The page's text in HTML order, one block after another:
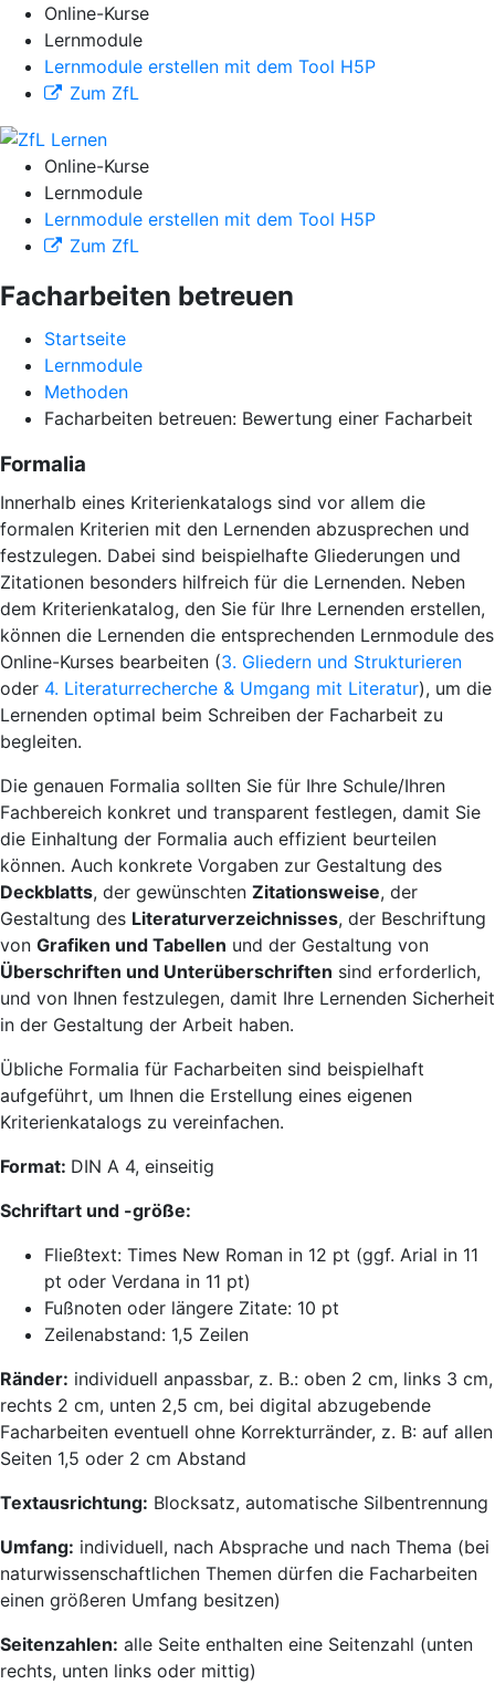
Online-Kurse
Lernmodule
Lernmodule erstellen mit dem Tool H5P
Zum ZfL
Online-Kurse
Lernmodule
Lernmodule erstellen mit dem Tool H5P
Zum ZfL
Facharbeiten betreuen
Startseite
Lernmodule
Methoden
Facharbeiten betreuen: Bewertung einer Facharbeit
Formalia
Innerhalb eines Kriterienkatalogs sind vor allem die
formalen Kriterien mit den Lernenden abzusprechen und
festzulegen. Dabei sind beispielhafte Gliederungen und
Zitationen besonders hilfreich für die Lernenden. Neben
dem Kriterienkatalog, den Sie für Ihre Lernenden erstellen,
können die Lernenden die entsprechenden Lernmodule des
Online-Kurses bearbeiten (3. Gliedern und Strukturieren
oder 4. Literaturrecherche & Umgang mit Literatur), um die
Lernenden optimal beim Schreiben der Facharbeit zu
begleiten.
Die genauen Formalia sollten Sie für Ihre Schule/Ihren
Fachbereich konkret und transparent festlegen, damit Sie
die Einhaltung der Formalia auch effizient beurteilen
können. Auch konkrete Vorgaben zur Gestaltung des
Deckblatts, der gewünschten Zitationsweise, der
Gestaltung des Literaturverzeichnisses, der Beschriftung
von Grafiken und Tabellen und der Gestaltung von
Überschriften und Unterüberschriften sind erforderlich,
und von Ihnen festzulegen, damit Ihre Lernenden Sicherheit
in der Gestaltung der Arbeit haben.
Übliche Formalia für Facharbeiten sind beispielhaft
aufgeführt, um Ihnen die Erstellung eines eigenen
Kriterienkatalogs zu vereinfachen.
Format: DIN A 4, einseitig
Schriftart und -größe:
Fließtext: Times New Roman in 12 pt (ggf. Arial in 11
pt oder Verdana in 11 pt)
Fußnoten oder längere Zitate: 10 pt
Zeilenabstand: 1,5 Zeilen
Ränder: individuell anpassbar, z. B.: oben 2 cm, links 3 cm,
rechts 2 cm, unten 2,5 cm, bei digital abzugebende
Facharbeiten eventuell ohne Korrekturränder, z. B: auf allen
Seiten 1,5 oder 2 cm Abstand
Textausrichtung: Blocksatz, automatische Silbentrennung
Umfang: individuell, nach Absprache und nach Thema (bei
naturwissenschaftlichen Themen dürfen die Facharbeiten
einen größeren Umfang besitzen)
Seitenzahlen: alle Seite enthalten eine Seitenzahl (unten
rechts, unten links oder mittig)